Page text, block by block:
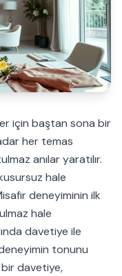
için baştan sona bir
her temas
anılar yaratılır.
hale
deneyiminin ilk
hale
davetiye ile
tonunu
davetiye,